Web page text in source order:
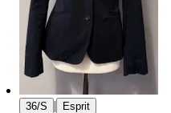
36/S | Esprit